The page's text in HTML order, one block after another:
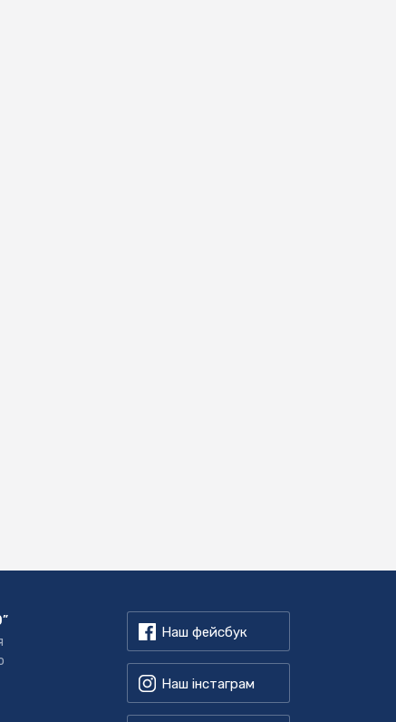
Наш фейсбук
Наш інстаграм